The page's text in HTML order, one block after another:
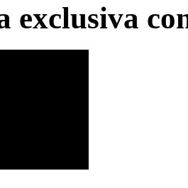
exclusiva